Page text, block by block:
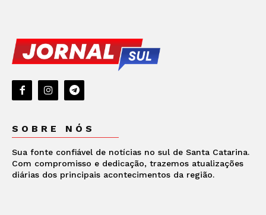
SOBRE NÓS
Sua fonte confiável de notícias no sul de Santa Catarina.
Com compromisso e dedicação, trazemos atualizações
diárias dos principais acontecimentos da região.